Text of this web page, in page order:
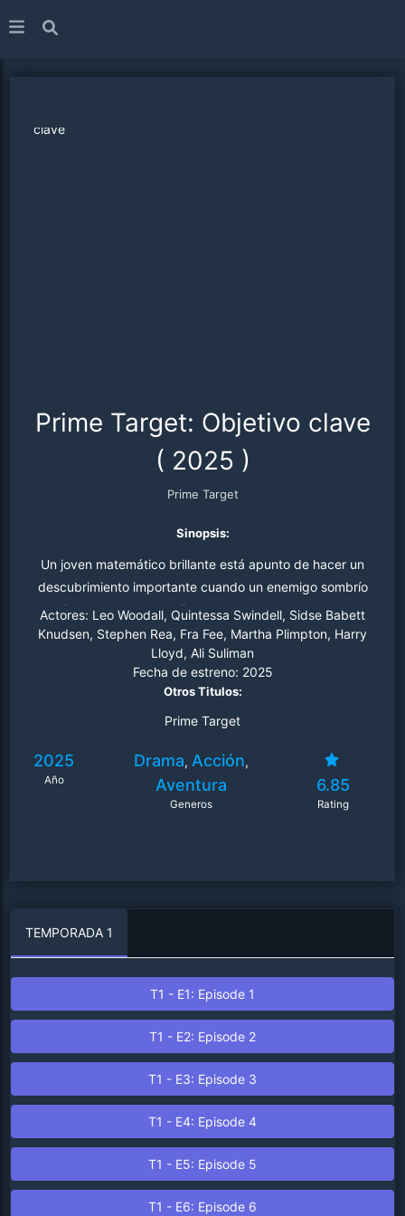
Prime Target: Objetivo clave
( 2025 )
Prime Target
Sinopsis:
Un joven matemático brillante está apunto de hacer un
descubrimiento importante cuando un enemigo sombrío
intenta detenerlo. Mientras lucha por encontrar
respuestas y por salvar su vida, forma una alianza con
una agente del gobierno para desentrañar una
conspiración inquietante.
Actores: Leo Woodall, Quintessa Swindell, Sidse Babett
Knudsen, Stephen Rea, Fra Fee, Martha Plimpton, Harry
Lloyd, Ali Suliman
Fecha de estreno: 2025
Otros Titulos:
Prime Target
2025
Año
Drama, Acción,
Aventura
Generos
6.85
Rating
TEMPORADA 1
T1 - E1: Episode 1
T1 - E2: Episode 2
T1 - E3: Episode 3
T1 - E4: Episode 4
T1 - E5: Episode 5
T1 - E6: Episode 6